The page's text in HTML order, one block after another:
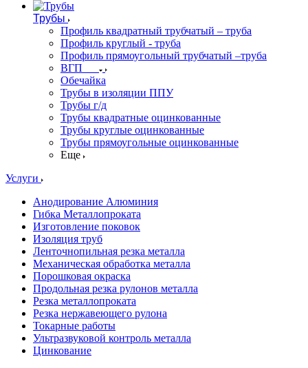
Трубы
Профиль квадратный трубчатый – труба
Профиль круглый - труба
Профиль прямоугольный трубчатый –труба
ВГП
Обечайка
Трубы в изоляции ППУ
Трубы г/д
Трубы квадратные оцинкованные
Трубы круглые оцинкованные
Трубы прямоугольные оцинкованные
Еще
Услуги
Анодирование Алюминия
Гибка Металлопроката
Изготовление поковок
Изоляция труб
Ленточнопильная резка металла
Механическая обработка металла
Порошковая окраска
Продольная резка рулонов металла
Резка металлопроката
Резка нержавеющего рулона
Токарные работы
Ультразвуковой контроль металла
Цинкование